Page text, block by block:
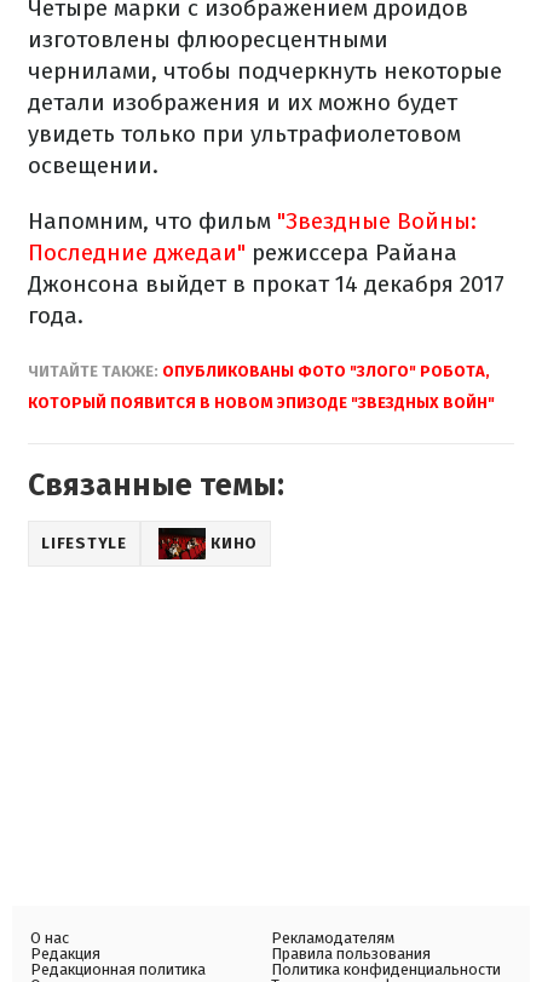
Четыре марки с изображением дроидов
изготовлены флюоресцентными
чернилами, чтобы подчеркнуть некоторые
детали изображения и их можно будет
увидеть только при ультрафиолетовом
освещении.
Напомним, что фильм "Звездные Войны:
Последние джедаи" режиссера Райана
Джонсона выйдет в прокат 14 декабря 2017
года.
ЧИТАЙТЕ ТАКЖЕ: ОПУБЛИКОВАНЫ ФОТО "ЗЛОГО" РОБОТА,
КОТОРЫЙ ПОЯВИТСЯ В НОВОМ ЭПИЗОДЕ "ЗВЕЗДНЫХ ВОЙН"
Связанные темы:
LIFESTYLE КИНО
О нас
Редакция
Редакционная политика
Рекламодателям
Правила пользования
Политика конфиденциальности